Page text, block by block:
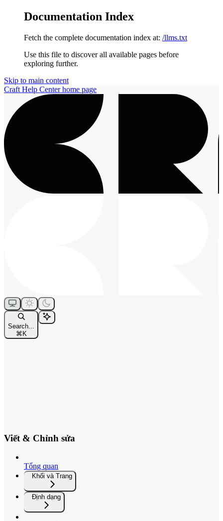
Documentation Index
Fetch the complete documentation index at: /llms.txt
Use this file to discover all available pages before
exploring further.
Skip to main content
Craft Help Centerhome page
Search...
⌘ K
Viết & Chỉnh sửa
Tổng quan
Khối và Trang
Định dạng